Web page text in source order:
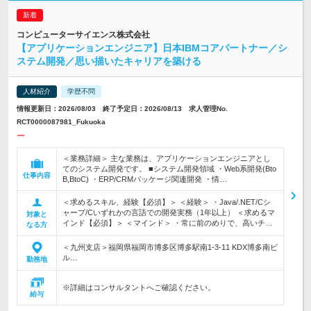
コンピューターサイエンス株式会社
【アプリケーションエンジニア】日本IBMコアパートナー／シ
ステム開発／思い描いたキャリアを築ける
人材紹介 学歴不問
情報更新日：2026/08/03 終了予定日：2026/08/13 求人管理No.
RCT0000087981_Fukuoka
ー
仕事内容
＜業務詳細＞ 主な業務は、アプリケーションエンジニアとし
てのシステム開発です。 ■システム開発領域 ・Web系開発(Bto
B,BtoC) ・ERP/CRMパッケージ関連開発 ・情…
対象と
なる方
＜求めるスキル、経験【必須】＞ ＜経験＞ ・Java/.NET/Cシ
ャープ/Cいずれかの言語での開発実務（1年以上） ＜求めるマ
インド【必須】＞ ＜マインド＞ ・常に前のめりで、高いチ…
勤務地
＜九州支店＞福岡県福岡市博多区博多駅南1-3-11 KDX博多南ビ
ル…
給与
※詳細はコンサルタントへご確認ください。